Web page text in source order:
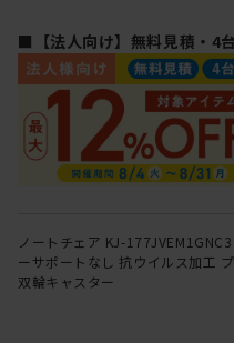
■【法人向け】無料見積・4
ノートチェア KJ-
ーサポートなし 抗ウイルス加工
双輪キャスター